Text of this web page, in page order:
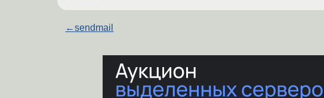
←sendmail